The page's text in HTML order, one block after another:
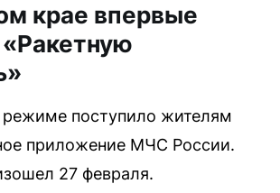
крае впервые
поступило жителям
приложение МЧС России.
27 февраля.